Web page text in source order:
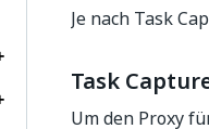
Je nach Task
Task
Um den Proxy